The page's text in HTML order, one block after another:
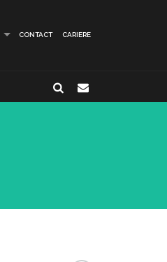
CONTACT CARIERE